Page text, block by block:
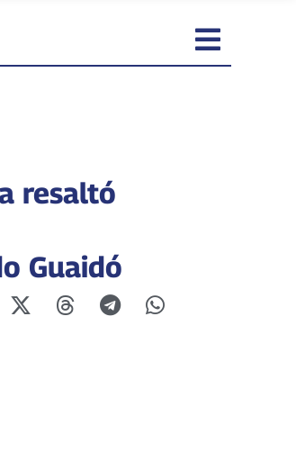
resaltó
Guaidó